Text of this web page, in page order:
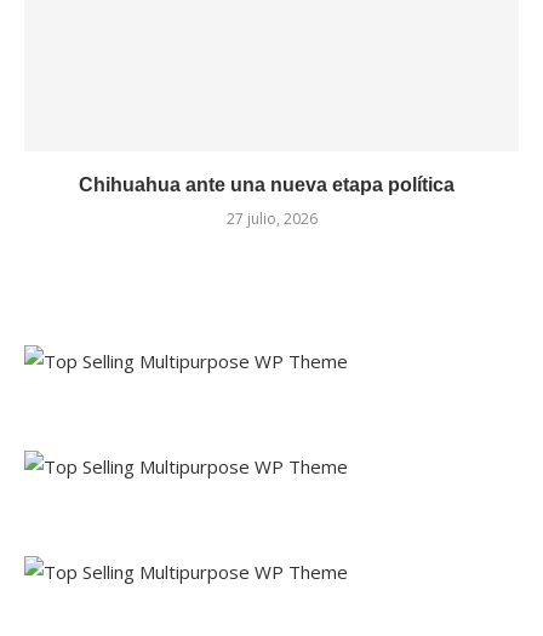
Chihuahua ante una nueva etapa política
27 julio, 2026